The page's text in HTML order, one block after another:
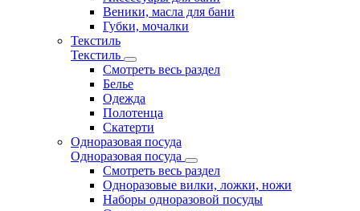
Веники, масла для бани
Губки, мочалки
Текстиль
Текстиль
Смотреть весь раздел
Белье
Одежда
Полотенца
Скатерти
Одноразовая посуда
Одноразовая посуда
Смотреть весь раздел
Одноразовые вилки, ложки, ножи
Наборы одноразовой посуды